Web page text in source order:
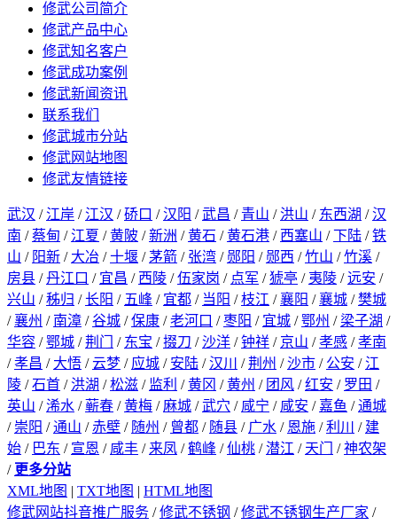
修武公司简介
修武产品中心
修武知名客户
修武成功案例
修武新闻资讯
联系我们
修武城市分站
修武网站地图
修武友情链接
武汉 / 江岸 / 江汉 /硚口 /汉阳 /武昌 / 青山 / 洪山 / 东西湖 /汉
南 /蔡甸 / 江夏 /黄陂 /新洲 /黄石 /黄石港 / 西塞山 /下陆 /铁
山 / 阳新 / 大冶 /十堰 /茅箭 / 张湾 / 郧阳 / 郧西 /竹山 /竹溪 /
房县 /丹江口 / 宜昌 / 西陵 /伍家岗 / 点军 /猇亭 / 夷陵 /远安 /
兴山 /秭归 /长阳 / 五峰 / 宜都 / 当阳 /枝江 /襄阳 /襄城 /樊城
/襄州 / 南漳 /谷城 /保康 /老河口 /枣阳 / 宜城 /鄂州 / 梁子湖 /
华容 /鄂城 /荆门 / 东宝 /掇刀 /沙洋 /钟祥 / 京山 /孝感 /孝南
/孝昌 / 大悟 /云梦 / 应城 / 安陆 /汉川 /荆州 /沙市 / 公安 / 江
陵 /石首 / 洪湖 /松滋 / 监利 /黄冈 /黄州 / 团风 /红安 / 罗田 /
英山 /浠水 /蕲春 /黄梅 / 麻城 /武穴 / 咸宁 / 咸安 / 嘉鱼 /通城
/ 崇阳 /通山 /赤壁 / 随州 / 曾都 / 随县 / 广水 / 恩施 /利川 / 建
始 / 巴东 / 宣恩 / 咸丰 / 来凤 /鹤峰 /仙桃 /潜江 / 天门 /神农架
/ 更多分站
XML地图 | TXT地图 | HTML地图
修武网站抖音推广服务 /修武不锈钢 /修武不锈钢生产厂家 /